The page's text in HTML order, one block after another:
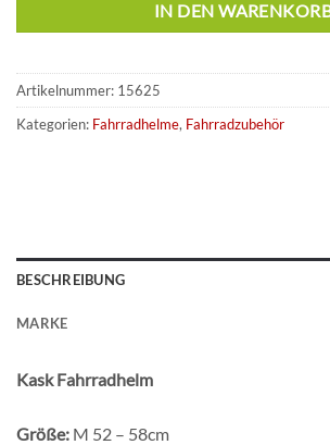
IN DEN
Artikelnummer: 15625
Kategorien: Fahrradhelme, Fahrradzubehör
BESCHREIBUNG
MARKE
Kask Fahrradhelm
Größe: M 52 – 58cm